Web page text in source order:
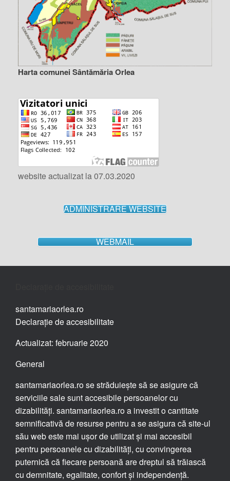
Harta comunei Sântămăria Orlea
website actualizat la 07.03.2020
ADMINISTRARE WEBSITE
WEBMAIL
santamariaorlea.ro
Declarație de accesibilitate
Actualizat: februarie 2020
General
santamariaorlea.ro se străduiește să se asigure că
serviciile sale sunt accesibile persoanelor cu
dizabilități. santamariaorlea.ro a investit o cantitate
semnificativă de resurse pentru a se asigura că site-ul
său web este mai ușor de utilizat și mai accesibil
pentru persoanele cu dizabilități, cu convingerea
puternică că fiecare persoană are dreptul să trăiască
cu demnitate, egalitate, confort și independență.